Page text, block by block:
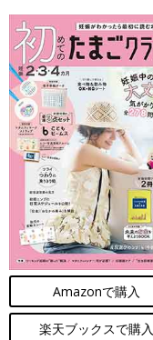
Amazonで購入
楽天ブックスで購入